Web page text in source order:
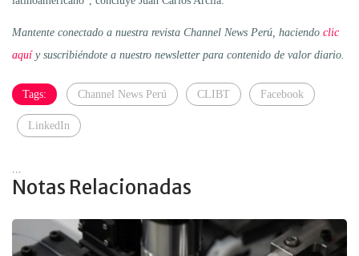
Mantente conectado a nuestra revista Channel News Perú, haciendo clic
aquíy suscribiéndote a nuestro newsletter para contenido de valor diario.
Tags: Channel News Perú CLIBT Facebook
LinkedIn
Notas Relacionadas